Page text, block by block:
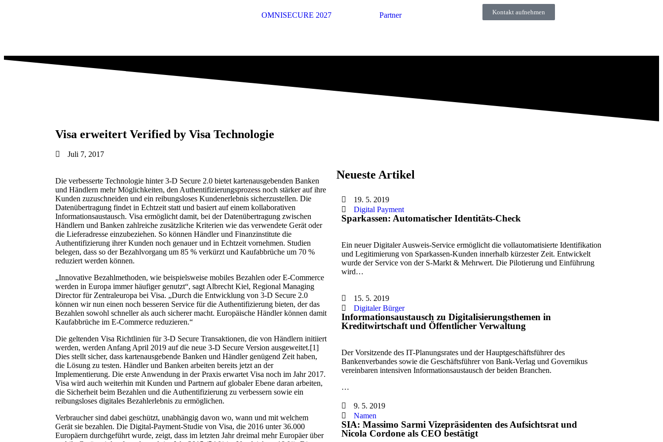
OMNISECURE 2027 Partner Kontakt aufnehmen
Visa erweitert Verified by Visa Technologie
Juli 7, 2017
Die verbesserte Technologie hinter 3-D Secure 2.0 bietet kartenausgebenden Banken
und Händlern mehr Möglichkeiten, den Authentifizierungsprozess noch stärker auf ihre
Kunden zuzuschneiden und ein reibungsloses Kundenerlebnis sicherzustellen. Die
Datenübertragung findet in Echtzeit statt und basiert auf einem kollaborativen
Informationsaustausch. Visa ermöglicht damit, bei der Datenübertragung zwischen
Händlern und Banken zahlreiche zusätzliche Kriterien wie das verwendete Gerät oder
die Lieferadresse einzubeziehen. So können Händler und Finanzinstitute die
Authentifizierung ihrer Kunden noch genauer und in Echtzeit vornehmen. Studien
belegen, dass so der Bezahlvorgang um 85 % verkürzt und Kaufabbrüche um 70 %
reduziert werden können.
„Innovative Bezahlmethoden, wie beispielsweise mobiles Bezahlen oder E-Commerce
werden in Europa immer häufiger genutzt“, sagt Albrecht Kiel, Regional Managing
Director für Zentraleuropa bei Visa. „Durch die Entwicklung von 3-D Secure 2.0
können wir nun einen noch besseren Service für die Authentifizierung bieten, der das
Bezahlen sowohl schneller als auch sicherer macht. Europäische Händler können damit
Kaufabbrüche im E-Commerce reduzieren.“
Die geltenden Visa Richtlinien für 3-D Secure Transaktionen, die von Händlern initiiert
werden, werden Anfang April 2019 auf die neue 3-D Secure Version ausgeweitet.[1]
Dies stellt sicher, dass kartenausgebende Banken und Händler genügend Zeit haben,
die Lösung zu testen. Händler und Banken arbeiten bereits jetzt an der
Implementierung. Die erste Anwendung in der Praxis erwartet Visa noch im Jahr 2017.
Visa wird auch weiterhin mit Kunden und Partnern auf globaler Ebene daran arbeiten,
die Sicherheit beim Bezahlen und die Authentifizierung zu verbessern sowie ein
reibungsloses digitales Bezahlerlebnis zu ermöglichen.
Verbraucher sind dabei geschützt, unabhängig davon wo, wann und mit welchem
Gerät sie bezahlen. Die Digital-Payment-Studie von Visa, die 2016 unter 36.000
Europäern durchgeführt wurde, zeigt, dass im letzten Jahr dreimal mehr Europäer über
Neueste Artikel
19. 5. 2019
Digital Payment
Sparkassen: Automatischer Identitäts-Check
Ein neuer Digitaler Ausweis-Service ermöglicht die vollautomatisierte Identifikation
und Legitimierung von Sparkassen-Kunden innerhalb kürzester Zeit. Entwickelt
wurde der Service von der S-Markt & Mehrwert. Die Pilotierung und Einführung
wird…
15. 5. 2019
Digitaler Bürger
Informationsaustausch zu Digitalisierungsthemen in
Kreditwirtschaft und Öffentlicher Verwaltung
Der Vorsitzende des IT-Planungsrates und der Hauptgeschäftsführer des
Bankenverbandes sowie die Geschäftsführer von Bank-Verlag und Governikus
vereinbaren intensiven Informationsaustausch der beiden Branchen.
…
9. 5. 2019
Namen
SIA: Massimo Sarmi Vizepräsidenten des Aufsichtsrat und
Nicola Cordone als CEO bestätigt